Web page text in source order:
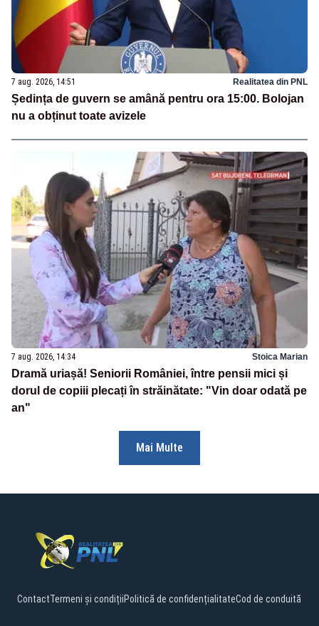
7 aug. 2026, 14:51 Realitatea din PNL
Ședința de guvern se amână pentru ora 15:00. Bolojan
nu a obținut toate avizele
7 aug. 2026, 14:34 Stoica Marian
Dramă uriașă! Seniorii României, între pensii mici și
dorul de copiii plecați în străinătate: "Vin doar odată pe
an"
Mai Multe
ContactTermeni și condițiiPolitică de confidențialitateCod de conduită